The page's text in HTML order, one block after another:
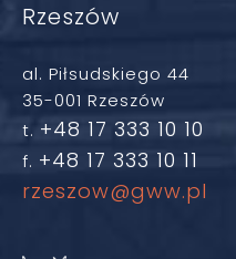
Rzeszów
al. Piłsudskiego 44
35-001 Rzeszów
t. +48 17 333 10 10
f. +48 17 333 10 11
rzeszow@gww.pl